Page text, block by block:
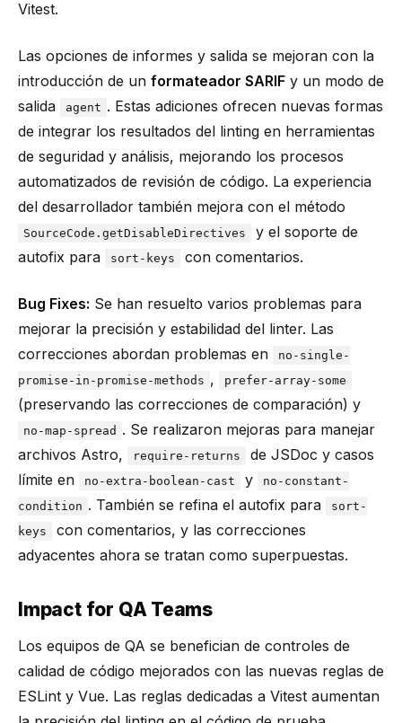
Vitest.
Las opciones de informes y salida se mejoran con la
introducción de un formateador SARIF y un modo de
salida
agent . Estas adiciones ofrecen nuevas formas
de integrar los resultados del linting en herramientas
de seguridad y análisis, mejorando los procesos
automatizados de revisión de código. La experiencia
del desarrollador también mejora con el método
SourceCode.getDisableDirectives
y el soporte de
autofix para
sort-keys con comentarios.
Bug Fixes: Se han resuelto varios problemas para
mejorar la precisión y estabilidad del linter. Las
correcciones abordan problemas en
no-single-
promise-in-promise-methods , prefer-array-some
(preservando las correcciones de comparación) y
no-map-spread . Se realizaron mejoras para manejar
archivos Astro,
require-returns
de JSDoc y casos
límite en
no-extra-boolean-cast y
no-constant-
condition . También se refina el autofix para
sort-
keys
con comentarios, y las correcciones
adyacentes ahora se tratan como superpuestas.
Impact for QA Teams
Los equipos de QA se benefician de controles de
calidad de código mejorados con las nuevas reglas de
ESLint y Vue. Las reglas dedicadas a Vitest aumentan